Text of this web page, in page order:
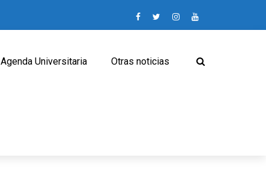
Agenda Universitaria Otras noticias